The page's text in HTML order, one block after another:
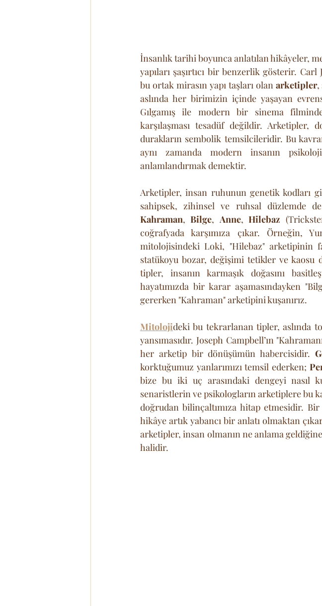
İnsanlık tarihi boyunca anlatılan hikâyeler,
yapıları şaşırtıcı bir benzerlik gösterir. Carl
bu ortak mirasın yapı taşları olan arketipler,
aslında her birimizin içinde yaşayan
Gılgamış ile modern bir sinema
karşılaşması tesadüf değildir. Arketipler,
durakların sembolik temsilcileridir. Bu
aynı zamanda modern insanın
anlamlandırmak demektir.
Arketipler, insan ruhunun genetik kodları
Kahraman, Bilge, Anne, Hilebaz
coğrafyada karşımıza çıkar. Örneğin,
mitolojisindeki Loki, "Hilebaz" arketipinin
statükoyu bozar, değişimi tetikler ve
tipler, insanın karmaşık doğasını
hayatımızda bir karar aşamasındayken
gererken "Kahraman" arketipini kuşanırız.
Mitolojideki bu tekrarlanan tipler, aslında
yansımasıdır. Joseph Campbell’ın
her arketip bir dönüşümün habercisidir.
korktuğumuz yanlarımızı temsil ederken;
bize bu iki uç arasındaki dengeyi nasıl
senaristlerin ve psikologların arketiplere bu
doğrudan bilinçaltımıza hitap etmesidir.
hikâye artık yabancı bir anlatı olmaktan
arketipler, insan olmanın ne anlama
halidir.